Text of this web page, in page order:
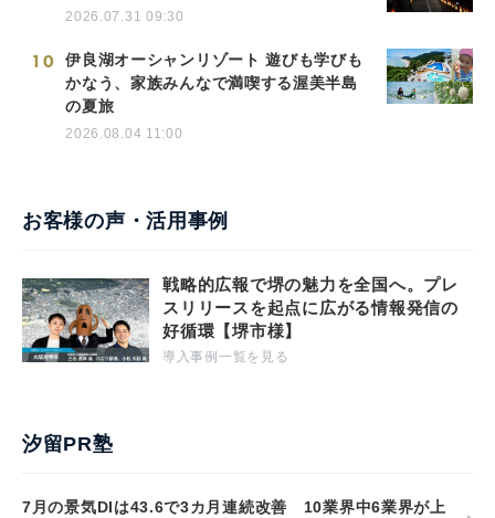
2026.07.31 09:30
10
伊良湖オーシャンリゾート 遊びも学びも
かなう、家族みんなで満喫する渥美半島
の夏旅
2026.08.04 11:00
お客様の声・活用事例
戦略的広報で堺の魅力を全国へ。プレ
スリリースを起点に広がる情報発信の
好循環【堺市様】
導入事例一覧を見る
汐留PR塾
7月の景気DIは43.6で3カ月連続改善 10業界中6業界が上